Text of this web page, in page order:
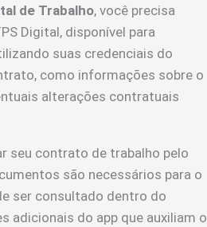
de Trabalho, você precisa
Digital, disponível para
suas credenciais do
como informações sobre o
alterações contratuais
seu contrato de trabalho pelo
são necessários para o
ser consultado dentro do
adicionais do app que auxiliam o